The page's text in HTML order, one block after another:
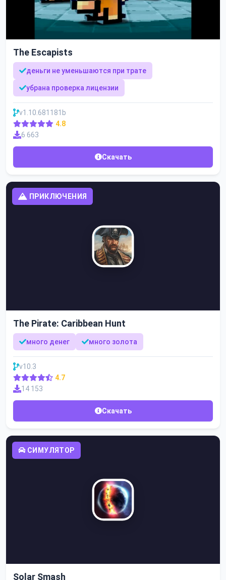
The Escapists
деньги не уменьшаются при трате
убрана проверка лицензии
v1.10.681181b
4.8
6 663
Скачать
ПРИКЛЮЧЕНИЯ
The Pirate: Caribbean Hunt
много денег много золота
v10.3
4.7
14 153
Скачать
СИМУЛЯТОР
Solar Smash